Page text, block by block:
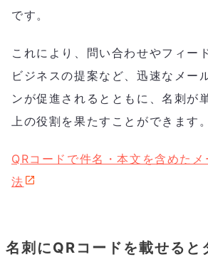
です。
これにより、問い合わせやフィー
ビジネスの提案など、迅速なメー
ンが促進されるとともに、名刺が
上の役割を果たすことができます。
QRコードで件名・本文を含めた
法
名刺にQRコードを載せると